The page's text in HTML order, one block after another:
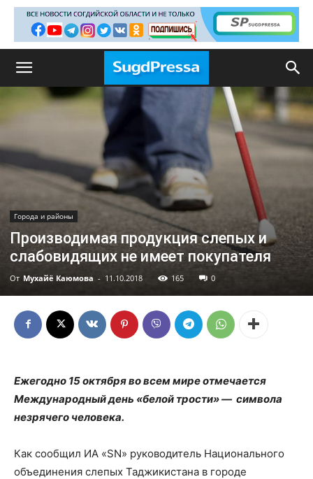
Города и районы
Производимая продукция слепых и
слабовидящих не имеет покупателя
От Мухайё Каюмова - 11.10.2018 165 0
Ежегодно 15 октября во всем мире отмечается
Международный день «белой трости» — символа
незрячего человека.
Как сообщил ИА «SN» руководитель Национального
объединения слепых Таджикистана в городе